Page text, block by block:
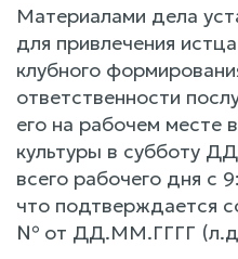
Материалами дела
для привлечения
клубного
ответственности
его на рабочем месте
культуры в субботу
всего рабочего дня с
что подтверждается
№ от ДД.ММ.ГГГГ